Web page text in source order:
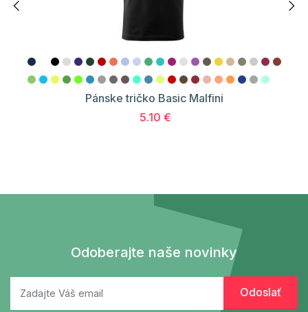
Pánske tričko Basic Malfini
5.10 €
Odoberajte naše novinky